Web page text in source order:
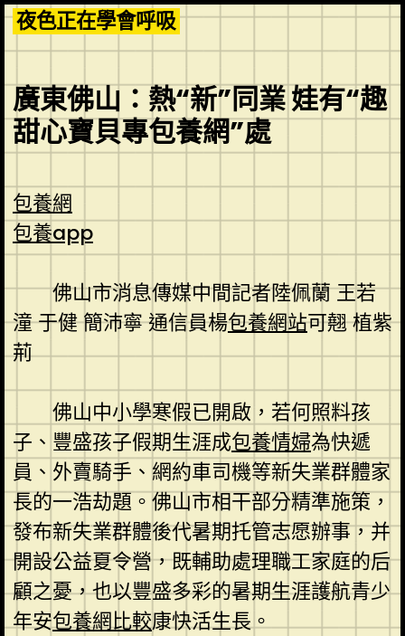
Skip
to
content
夜色正在學會呼吸
廣東佛山：熱“新”同業 娃有“趣
甜心寶貝專包養網”處
包養網
包養app
佛山市消息傳媒中間記者陸佩蘭 王若
潼 于健 簡沛寧 通信員楊包養網站可翹 植紫
荊
佛山中小學寒假已開啟，若何照料孩
子、豐盛孩子假期生涯成包養情婦為快遞
員、外賣騎手、網約車司機等新失業群體家
長的一浩劫題。佛山市相干部分精準施策，
發布新失業群體後代暑期托管志愿辦事，并
開設公益夏令營，既輔助處理職工家庭的后
顧之憂，也以豐盛多彩的暑期生涯護航青少
年安包養網比較康快活生長。